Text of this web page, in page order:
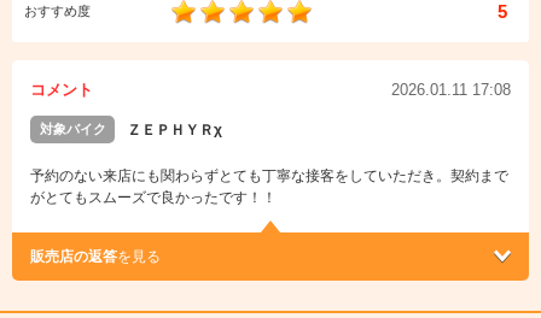
おすすめ度 5
コメント 2026.01.11 17:08
対象バイク ＺＥＰＨＹＲχ
予約のない来店にも関わらずとても丁寧な接客をしていただき。契約まで
がとてもスムーズで良かったです！！
販売店の返答を見る